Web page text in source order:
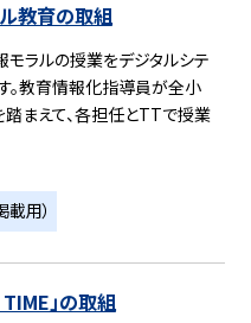
教育の取組
ラルの授業をデジタルシテ
。教育情報化指導員が全小
まえて、各担任とTTで授業
用）
」の取組